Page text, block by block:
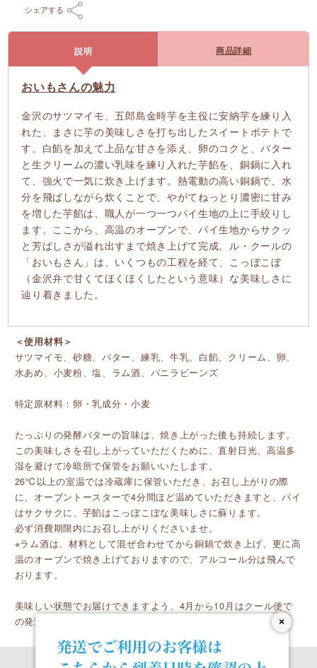
×
シェアする
説明 商品詳細
おいもさんの魅力
金沢のサツマイモ、五郎島金時芋を主役に安納芋を練り入
れた、まさに芋の美味しさを打ち出したスイートポテトで
す。白餡を加えて上品な甘さを添え、卵のコクと、バター
と生クリームの濃い乳味を練り入れた芋餡を、銅鍋に入れ
て、強火で一気に炊き上げます。熱電動の高い銅鍋で、水
分を飛ばしながら炊くことで、やがてねっとり濃密に甘み
を増した芋餡は、職人が一つ一つパイ生地の上に手絞りし
ます。ここから、高温のオーブンで、パイ生地からサクッ
と芳ばしさが溢れ出すまで焼き上げて完成。ル・クールの
「おいもさん」は、いくつもの工程を経て、こっぼこぼ
（金沢弁で甘くてほくほくしたという意味）な美味しさに
辿り着きました。
＜使用材料＞
サツマイモ、砂糖、バター、練乳、牛乳、白餡、クリーム、卵、
水あめ、小麦粉、塩、ラム酒、バニラビーンズ
特定原材料：卵・乳成分・小麦
たっぷりの発酵バターの旨味は、焼き上がった後も持続します。
この美味しさを召し上がっていただくために、直射日光、高温多
湿を避けて冷暗所で保管をお願いいたします。
26℃以上の室温では冷蔵庫に保管いただき、お召し上がりの際
に、オーブントースターで4分間ほど温めていただきますと、パイ
はサクサクに、芋餡はこっぼこぼな美味しさに蘇ります。
必ず消費期限内にお召し上がりくださいませ。
※ラム酒は、材料として混ぜ合わせてから銅鍋で炊き上げ、更に高
温のオーブンで焼き上げておりますので、アルコール分は飛んで
おります。
美味しい状態でお届けできますよう、4月から10月はクール便で
の発送となります。